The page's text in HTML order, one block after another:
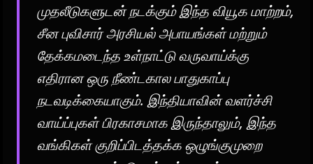
முதலீடுகளுடன் நடக்கும் இந்த வியூக மாற்றம்,
சீன புவிசார் அரசியல் அபாயங்கள் மற்றும்
தேக்கமடைந்த உள்நாட்டு வருவாய்க்கு
எதிரான ஒரு நீண்டகால பாதுகாப்பு
நடவடிக்கையாகும். இந்தியாவின் வளர்ச்சி
வாய்ப்புகள் பிரகாசமாக இருந்தாலும், இந்த
வங்கிகள் குறிப்பிடத்தக்க ஒழுங்குமுறை